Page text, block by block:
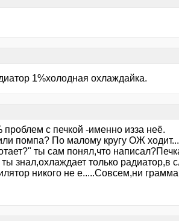
1%холодная охлаждайка.
с печкой -именно изза неё.
помпа? По малому кругу ОЖ ходит...
ты сам понял,что
знал,охлаждает только радиатор,в
никого не е.....Совсем,ни